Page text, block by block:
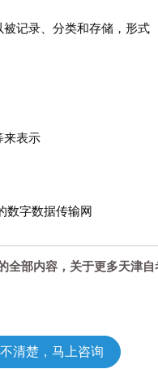
记录、分类和存储，形式
来表示
数字数据传输网
全部内容，关于更多天津
清楚，马上咨询